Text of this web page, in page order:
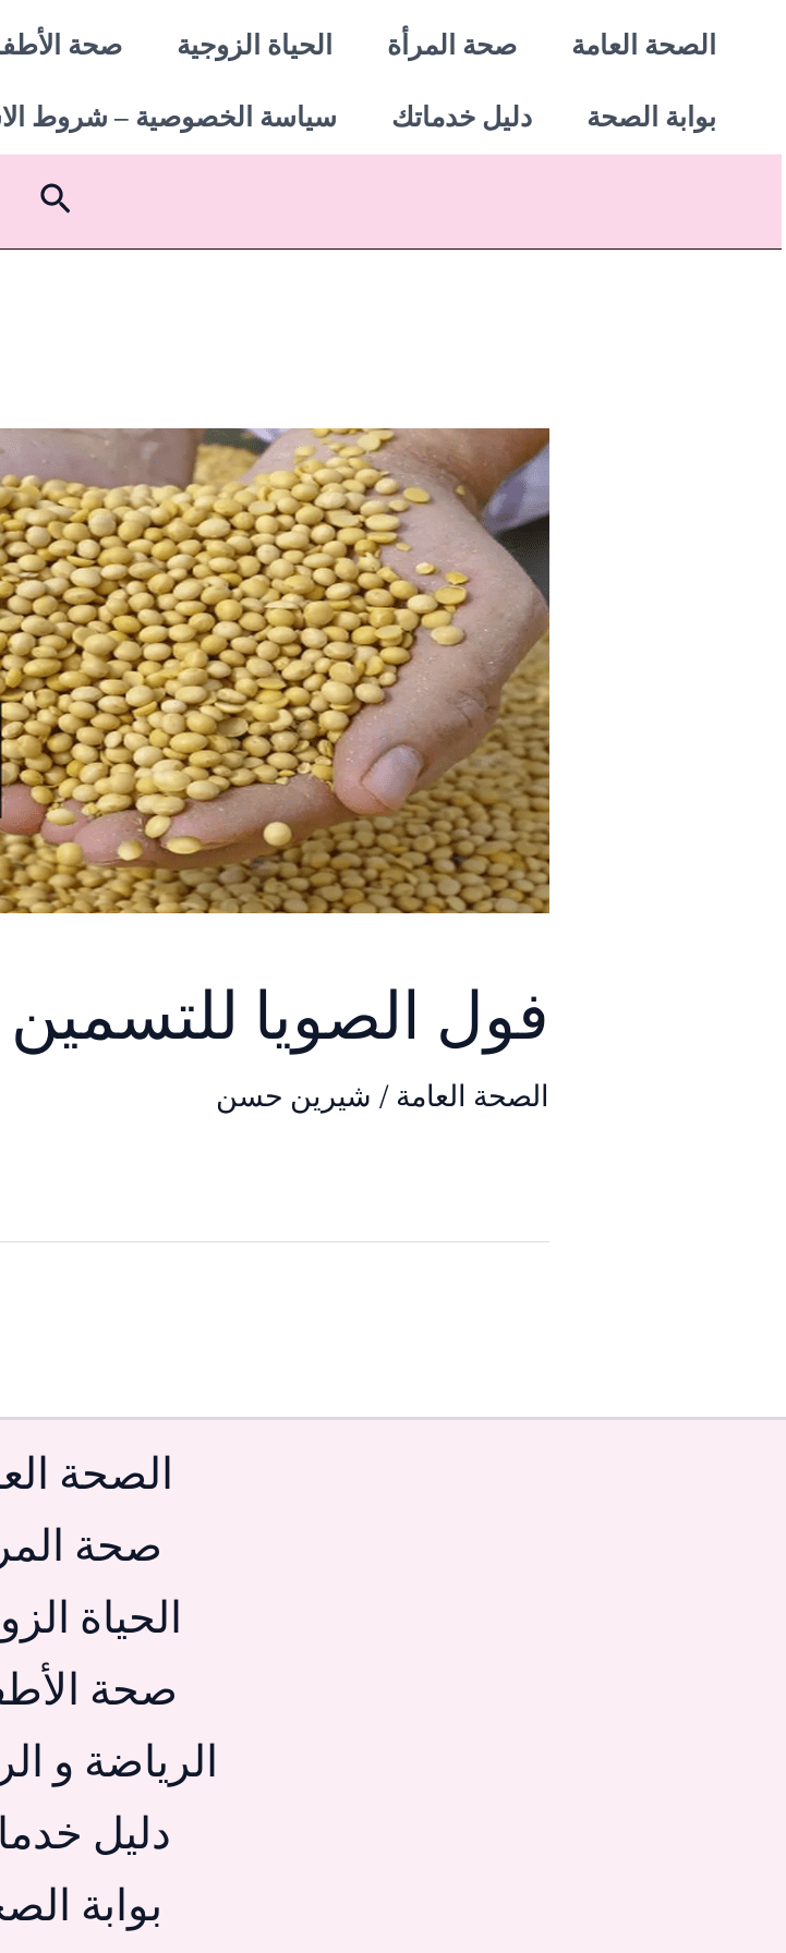
تخطيالصحة العامة صحة المرأة الحياة الزوجية صحة
بوابة الصحة دليل خدماتك سياسة الخصوصية – شروط
البحث
فول الصويا للتسمين
الصحة العامة / شيرين حسن
الصحة
صحة
الحياة
صحة
الرياضة و
دليل
بوابة